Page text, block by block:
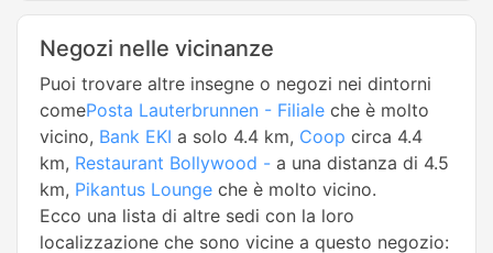
Negozi nelle vicinanze
Puoi trovare altre insegne o negozi nei dintorni
comePosta Lauterbrunnen - Filiale che è molto
vicino, Bank EKI a solo 4.4 km, Coop circa 4.4
km, Restaurant Bollywood - a una distanza di 4.5
km, Pikantus Lounge che è molto vicino.
Ecco una lista di altre sedi con la loro
localizzazione che sono vicine a questo negozio: